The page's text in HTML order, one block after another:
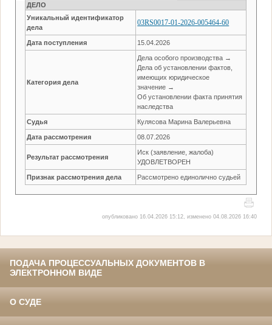
ДЕЛО
Уникальный идентификатор
дела
03RS0017-01-2026-005464-60
Дата поступления 15.04.2026
Категория дела
Дела особого производства →
Дела об установлении фактов,
имеющих юридическое
значение →
Об установлении факта принятия
наследства
Судья Кулясова Марина Валерьевна
Дата рассмотрения 08.07.2026
Результат рассмотрения
Иск (заявление, жалоба)
УДОВЛЕТВОРЕН
Признак рассмотрения дела Рассмотрено единолично судьей
опубликовано 16.04.2026 15:12, изменено 04.08.2026 16:40
ПОДАЧА ПРОЦЕССУАЛЬНЫХ ДОКУМЕНТОВ В
ЭЛЕКТРОННОМ ВИДЕ
О СУДЕ